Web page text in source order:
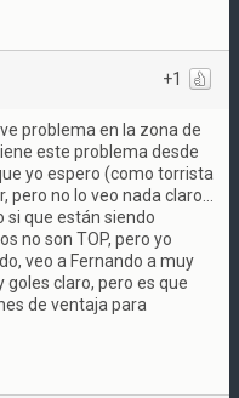
+1
problema en la zona de
este problema desde
yo espero (como torrista
no lo veo nada claro…
si que están siendo
no son TOP, pero yo
veo a Fernando a muy
goles claro, pero es que
de ventaja para